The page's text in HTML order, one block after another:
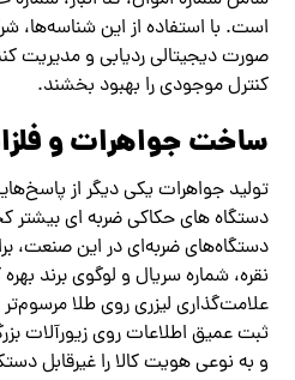
است. با استفاده از این شناسه‌ها،
صورت دیجیتالی ردیابی و مدیریت
کنترل موجودی را بهبود بخشند.
ساخت جواهرات و
تولید جواهرات یکی دیگر از
دستگاه های حکاکی ضربه ای بیشتر
دستگاه‌های ضربه‌ای در این صنعت،
نقره، شماره سریال و لوگوی برند
علامت‌گذاری لیزری روی طلا
ثبت عمیق اطلاعات روی زیورآلات
و به نوعی هویت کالا را غیرقابل